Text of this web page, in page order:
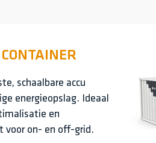
CONTAINER
schaalbare accu
energieopslag. Ideaal
en
voor on- en off-grid.